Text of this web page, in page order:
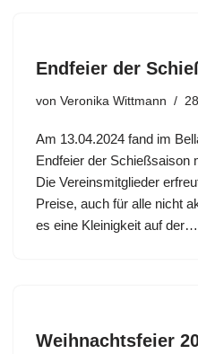
Endfeier der
von Veronika Wittmann
Am 13.04.2024 fand im
Endfeier der Schießsaison
Die Vereinsmitglieder
Preise, auch für alle nicht
es eine Kleinigkeit auf der…
Weihnachtsfeier